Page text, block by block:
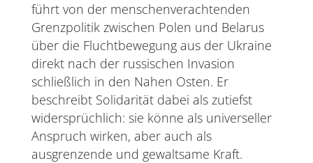
führt von der menschenverachtenden
Grenzpolitik zwischen Polen und Belarus
über die Fluchtbewegung aus der Ukraine
direkt nach der russischen Invasion
schließlich in den Nahen Osten. Er
beschreibt Solidarität dabei als zutiefst
widersprüchlich: sie könne als universeller
Anspruch wirken, aber auch als
ausgrenzende und gewaltsame Kraft.